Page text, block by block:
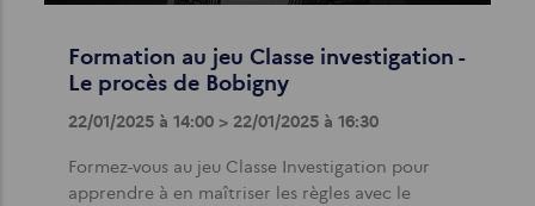
Formation au jeu Classe investigation -
Le procès de Bobigny
22/01/2025 à 14:00 > 22/01/2025 à 16:30
Formez-vous au jeu Classe Investigation pour
apprendre à en maîtriser les règles avec le